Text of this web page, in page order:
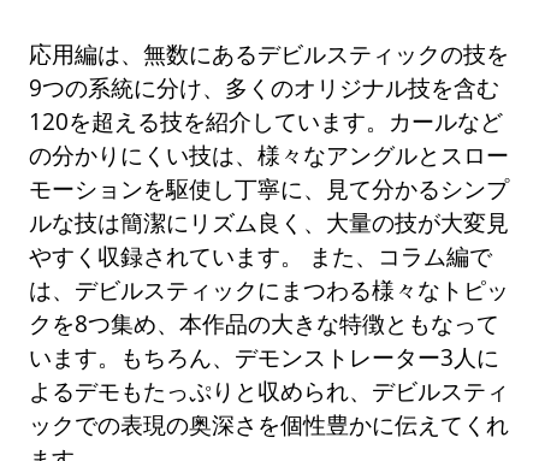
応用編は、無数にあるデビルスティックの技を
9つの系統に分け、多くのオリジナル技を含む
120を超える技を紹介しています。カールなど
の分かりにくい技は、様々なアングルとスロー
モーションを駆使し丁寧に、見て分かるシンプ
ルな技は簡潔にリズム良く、大量の技が大変見
やすく収録されています。 また、コラム編で
は、デビルスティックにまつわる様々なトピッ
クを8つ集め、本作品の大きな特徴ともなって
います。もちろん、デモンストレーター3人に
よるデモもたっぷりと収められ、デビルスティ
ックでの表現の奥深さを個性豊かに伝えてくれ